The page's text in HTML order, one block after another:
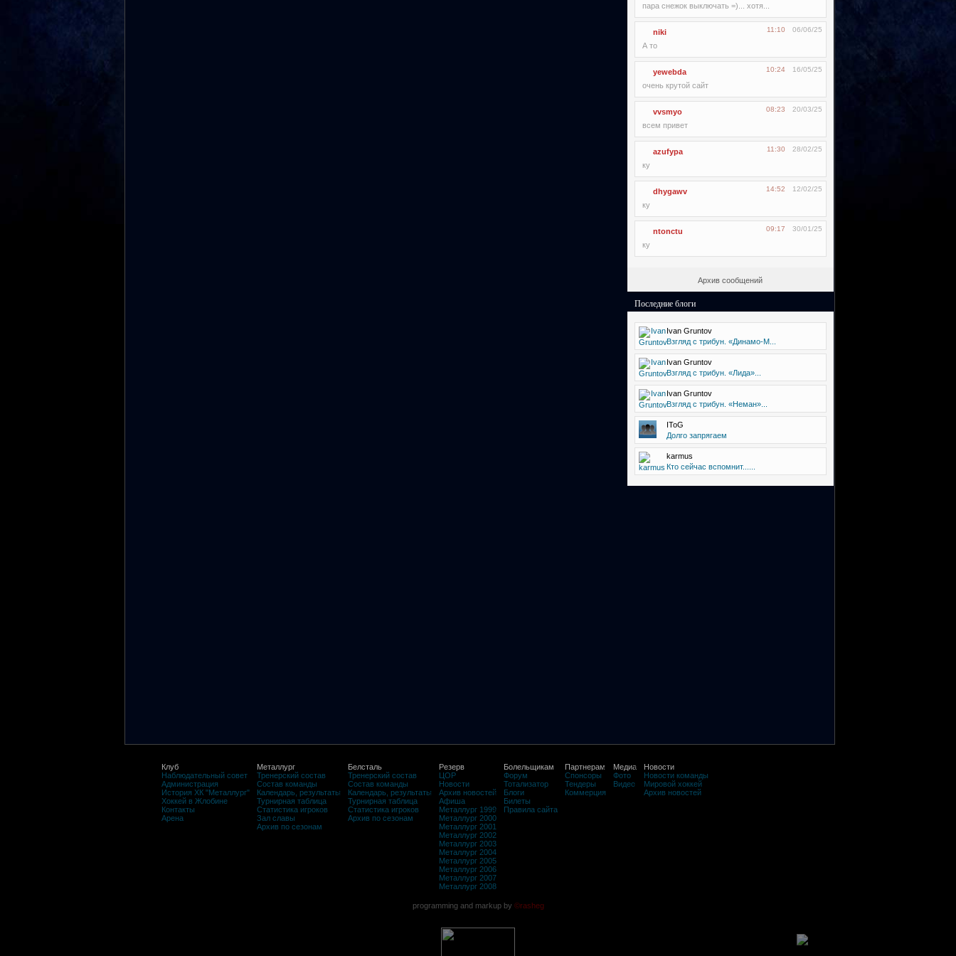
пара снежок выключать =)... хотя...
niki 06/06/25
11:10
А то
yewebda 16/05/25
10:24
очень крутой сайт
vvsmyo 20/03/25
08:23
всем привет
azufypa 28/02/25
11:30
ку
dhygawv 12/02/25
14:52
ку
ntonctu 30/01/25
09:17
ку
Архив сообщений
Последние блоги
Ivan Gruntov
Взгляд с трибун. «Динамо-М...
Ivan Gruntov
Взгляд с трибун. «Лида»...
Ivan Gruntov
Взгляд с трибун. «Неман»...
IToG
Долго запрягаем
karmus
Кто сейчас вспомнит......
Клуб
Наблюдательный совет
Администрация
История ХК "Металлург"
Хоккей в Жлобине
Контакты
Арена
Металлург
Тренерский состав
Состав команды
Календарь, результаты
Турнирная таблица
Статистика игроков
Зал славы
Архив по сезонам
Белсталь
Тренерский состав
Состав команды
Календарь, результаты
Турнирная таблица
Статистика игроков
Архив по сезонам
Резерв
ЦОР
Новости
Архив новостей
Афиша
Металлург 1999
Металлург 2000
Металлург 2001
Металлург 2002
Металлург 2003
Металлург 2004
Металлург 2005
Металлург 2006
Металлург 2007
Металлург 2008
Болельщикам
Форум
Тотализатор
Блоги
Билеты
Правила сайта
Партнерам
Спонсоры
Тендеры
Коммерция
Медиа
Фото
Видео
Новости
Новости команды
Мировой хоккей
Архив новостей
programming and markup by ©rasheg